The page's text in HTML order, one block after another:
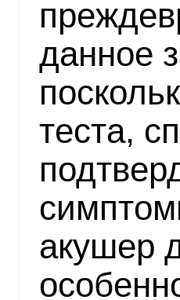
данное
теста,
акушер